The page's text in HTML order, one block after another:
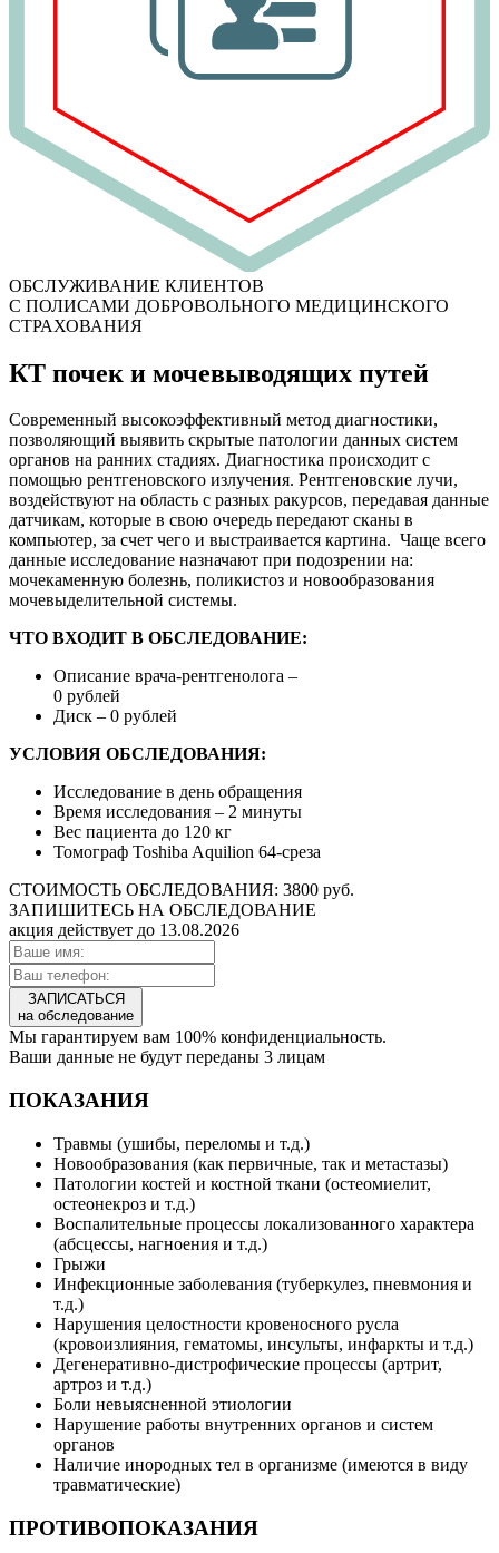
ОБСЛУЖИВАНИЕ КЛИЕНТОВ
С ПОЛИСАМИ ДОБРОВОЛЬНОГО МЕДИЦИНСКОГО
СТРАХОВАНИЯ
КТ почек и мочевыводящих путей
Современный высокоэффективный метод диагностики,
позволяющий выявить скрытые патологии данных систем
органов на ранних стадиях. Диагностика происходит с
помощью рентгеновского излучения. Рентгеновские лучи,
воздействуют на область с разных ракурсов, передавая данные
датчикам, которые в свою очередь передают сканы в
компьютер, за счет чего и выстраивается картина. Чаще всего
данные исследование назначают при подозрении на:
мочекаменную болезнь, поликистоз и новообразования
мочевыделительной системы.
ЧТО ВХОДИТ В ОБСЛЕДОВАНИЕ:
Описание врача-рентгенолога –
0 рублей
Диск – 0 рублей
УСЛОВИЯ ОБСЛЕДОВАНИЯ:
Исследование в день обращения
Время исследования – 2 минуты
Вес пациента до 120 кг
Томограф Toshiba Aquilion 64-среза
СТОИМОСТЬ ОБСЛЕДОВАНИЯ: 3800 руб.
ЗАПИШИТЕСЬ НА ОБСЛЕДОВАНИЕ
акция действует до 13.08.2026
ЗАПИСАТЬСЯ
на обследование
Мы гарантируем вам 100% конфиденциальность.
Ваши данные не будут переданы 3 лицам
ПОКАЗАНИЯ
Травмы (ушибы, переломы и т.д.)
Новообразования (как первичные, так и метастазы)
Патологии костей и костной ткани (остеомиелит,
остеонекроз и т.д.)
Воспалительные процессы локализованного характера
(абсцессы, нагноения и т.д.)
Грыжи
Инфекционные заболевания (туберкулез, пневмония и
т.д.)
Нарушения целостности кровеносного русла
(кровоизлияния, гематомы, инсульты, инфаркты и т.д.)
Дегенеративно-дистрофические процессы (артрит,
артроз и т.д.)
Боли невыясненной этиологии
Нарушение работы внутренних органов и систем
органов
Наличие инородных тел в организме (имеются в виду
травматические)
ПРОТИВОПОКАЗАНИЯ